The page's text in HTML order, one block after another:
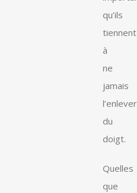
qu’ils
tiennent
à
ne
jamais
l’enlever
du
doigt.
Quelles
que